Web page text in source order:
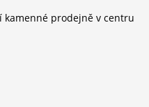
kamenné prodejně v centru